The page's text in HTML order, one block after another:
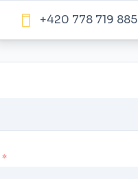
+420 778 719 885